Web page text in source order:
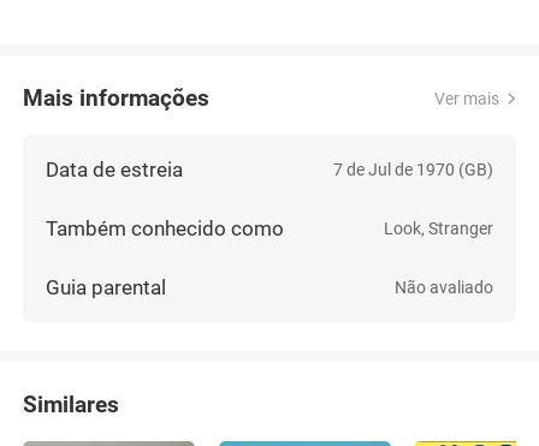
Mais informações Ver mais
Data de estreia 7 de Jul de 1970 (GB)
Também conhecido como Look, Stranger
Guia parental Não avaliado
Similares